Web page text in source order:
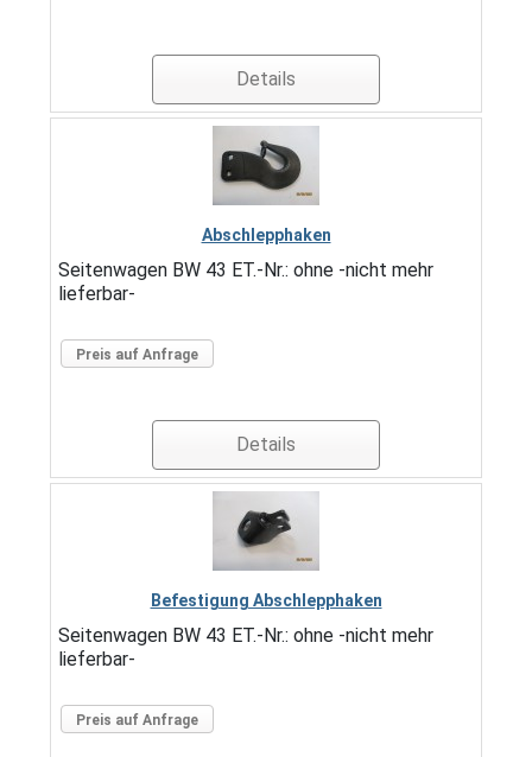
Details
Abschlepphaken
Seitenwagen BW 43 ET.-Nr.: ohne -nicht mehr
lieferbar-
Preis auf Anfrage
Details
Befestigung Abschlepphaken
Seitenwagen BW 43 ET.-Nr.: ohne -nicht mehr
lieferbar-
Preis auf Anfrage